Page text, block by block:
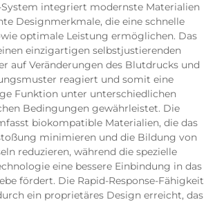
integriert modernste Materialien
Designmerkmale, die eine schnelle
optimale Leistung ermöglichen. Das
einzigartigen selbstjustierenden
auf Veränderungen des Blutdrucks und
reagiert und somit eine
Funktion unter unterschiedlichen
Bedingungen gewährleistet. Die
biokompatible Materialien, die das
minimieren und die Bildung von
reduzieren, während die spezielle
eine bessere Einbindung in das
fördert. Die Rapid-Response-Fähigkeit
ein proprietäres Design erreicht, das